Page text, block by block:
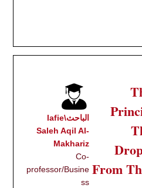
الباحث\lafie
Saleh Aqil Al-
Makhariz
Co-
professor/Busine
ss
From